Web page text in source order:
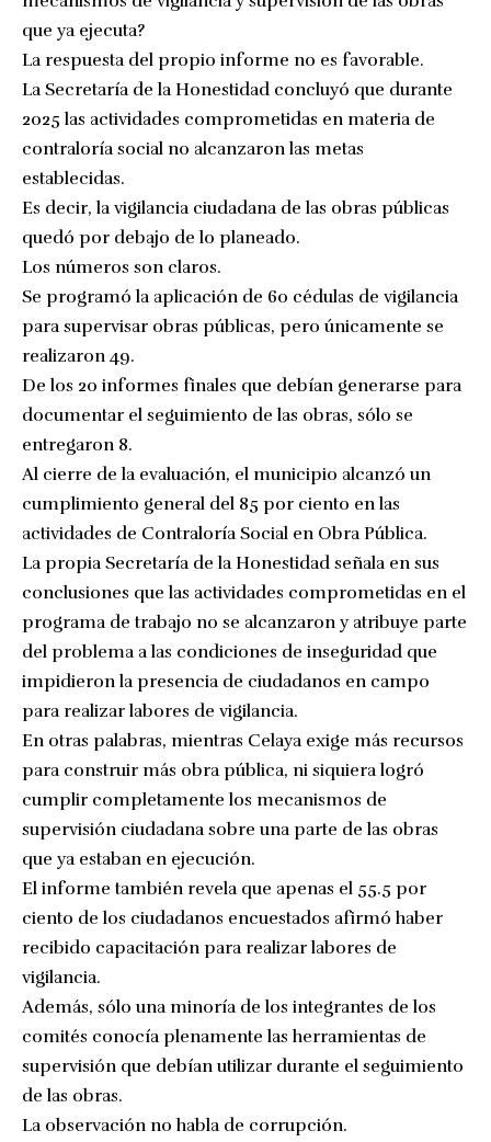
que ya ejecuta?
La respuesta del propio informe no es favorable.
La Secretaría de la Honestidad concluyó que durante
2025 las actividades comprometidas en materia de
contraloría social no alcanzaron las metas
establecidas.
Es decir, la vigilancia ciudadana de las obras públicas
quedó por debajo de lo planeado.
Los números son claros.
Se programó la aplicación de 60 cédulas de vigilancia
para supervisar obras públicas, pero únicamente se
realizaron 49.
De los 20 informes finales que debían generarse para
documentar el seguimiento de las obras, sólo se
entregaron 8.
Al cierre de la evaluación, el municipio alcanzó un
cumplimiento general del 85 por ciento en las
actividades de Contraloría Social en Obra Pública.
La propia Secretaría de la Honestidad señala en sus
conclusiones que las actividades comprometidas en el
programa de trabajo no se alcanzaron y atribuye parte
del problema a las condiciones de inseguridad que
impidieron la presencia de ciudadanos en campo
para realizar labores de vigilancia.
En otras palabras, mientras Celaya exige más recursos
para construir más obra pública, ni siquiera logró
cumplir completamente los mecanismos de
supervisión ciudadana sobre una parte de las obras
que ya estaban en ejecución.
El informe también revela que apenas el 55.5 por
ciento de los ciudadanos encuestados afirmó haber
recibido capacitación para realizar labores de
vigilancia.
Además, sólo una minoría de los integrantes de los
comités conocía plenamente las herramientas de
supervisión que debían utilizar durante el seguimiento
de las obras.
La observación no habla de corrupción.